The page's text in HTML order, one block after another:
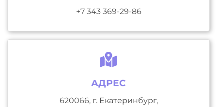
+7 343 369-29-86
АДРЕС
620066, г. Екатеринбург,